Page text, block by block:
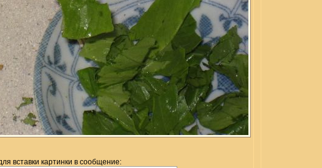
вставки картинки в сообщение: